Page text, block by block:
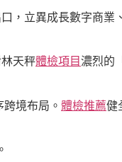
，立異成長數字商業
天秤體檢項目濃烈的
境布局。 體檢推薦健